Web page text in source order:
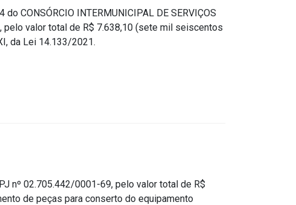
CONSÓRCIO INTERMUNICIPAL DE SERVIÇOS
pelo valor total de R$ 7.638,10 (sete mil seiscentos
da Lei 14.133/2021.
nº 02.705.442/0001-69, pelo valor total de R$
de peças para conserto do equipamento